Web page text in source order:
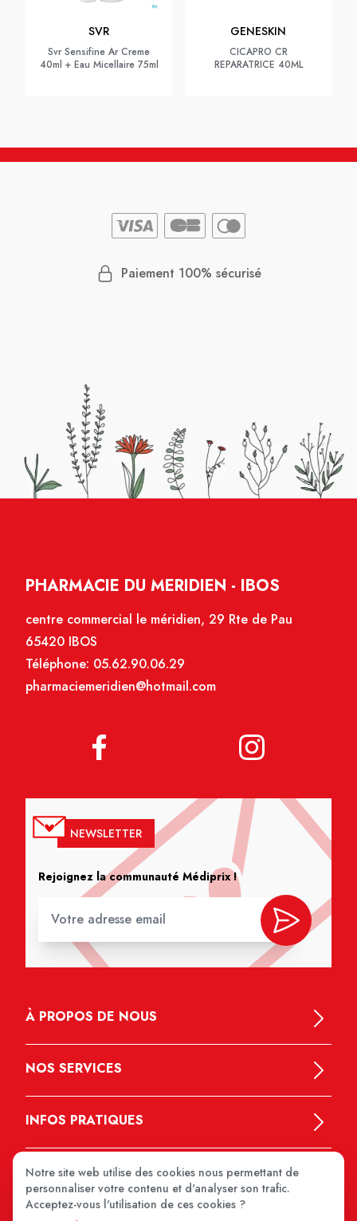
SVR
Svr Sensifine Ar Creme
40ml + Eau Micellaire 75ml
GENESKIN
CICAPRO CR
REPARATRICE 40ML
Paiement 100% sécurisé
PHARMACIE DU MERIDIEN - IBOS
centre commercial le méridien, 29 Rte de Pau
65420 IBOS
Téléphone: 05.62.90.06.29
pharmaciemeridien@hotmail.com
NEWSLETTER
Rejoignez la communauté Médiprix !
À PROPOS DE NOUS
NOS SERVICES
INFOS PRATIQUES
Notre site web utilise des cookies nous permettant de
personnaliser votre contenu et d'analyser son trafic.
Acceptez-vous l'utilisation de ces cookies ?